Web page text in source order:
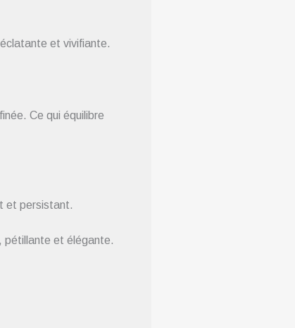
et vivifiante.
Ce qui équilibre
et persistant.
pétillante et élégante.